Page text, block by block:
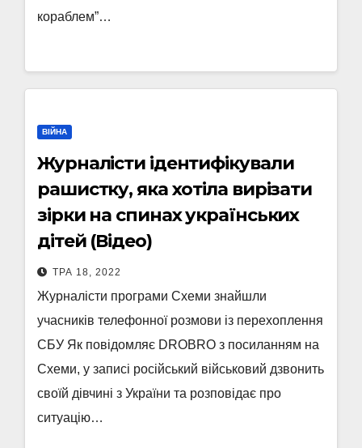
кораблем”…
ВІЙНА
Журналісти ідентифікували
рашистку, яка хотіла вирізати
зірки на спинах українських
дітей (Відео)
ТРА 18, 2022
Журналісти програми Схеми знайшли
учасників телефонної розмови із перехоплення
СБУ Як повідомляє DROBRO з посиланням на
Схеми, у записі російський військовий дзвонить
своїй дівчині з України та розповідає про
ситуацію…